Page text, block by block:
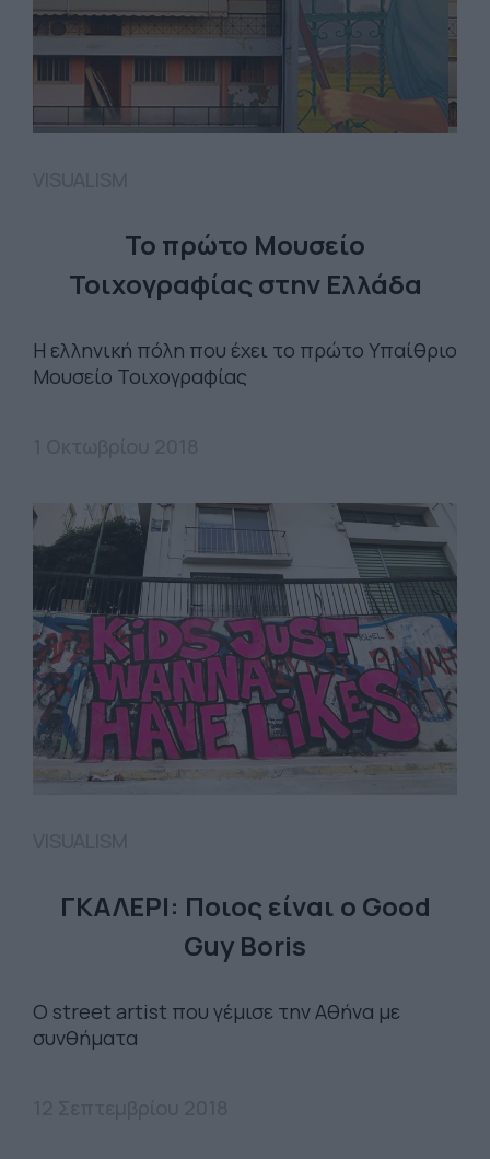
Το πρώτο Μουσείο
Τοιχογραφίας στην Ελλάδα
Η ελληνική πόλη που έχει το πρώτο Υπαίθριο
Μουσείο Τοιχογραφίας
ΓΚΑΛΕΡΙ: Ποιος είναι ο Good
Guy Boris
Ο street artist που γέμισε την Αθήνα με
συνθήματα